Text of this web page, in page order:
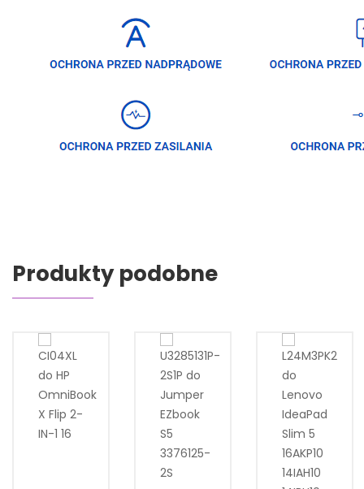
Produkty podobne